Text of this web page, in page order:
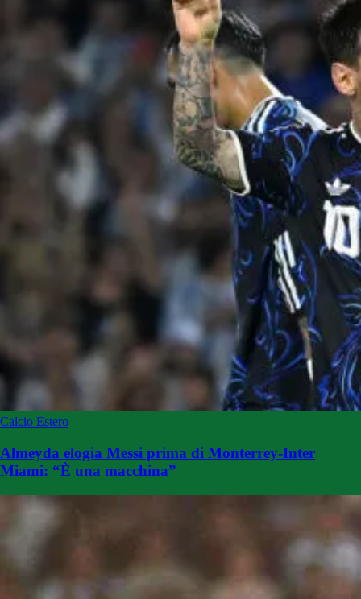
Calcio Estero
Almeyda elogia Messi prima di Monterrey-Inter
Miami: “È una macchina”